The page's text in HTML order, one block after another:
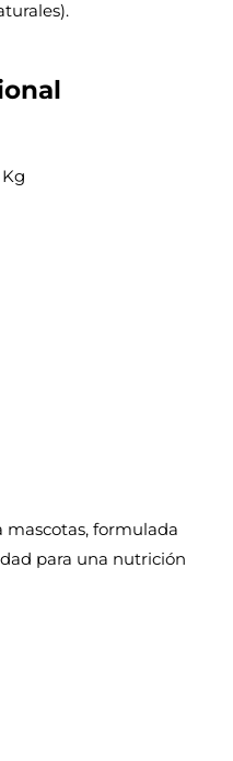
Kg
formulada
para una nutrición